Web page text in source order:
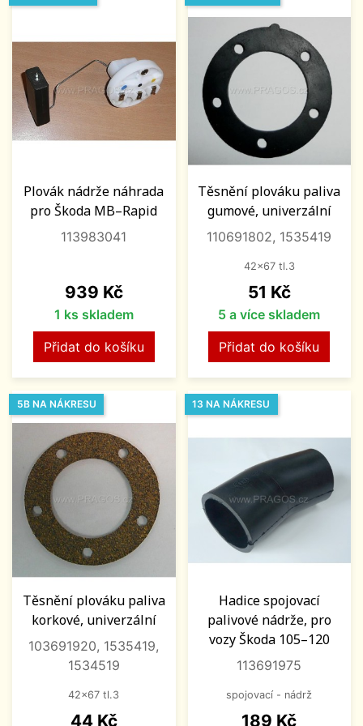
Plovák nádrže náhrada
pro Škoda MB–Rapid
113983041
Cena
939 Kč
1 ks skladem
Přidat do košíku
Těsnění plováku paliva
gumové, univerzální
110691802, 1535419
42x67 tl.3
Cena
51 Kč
5 a více skladem
Přidat do košíku
Těsnění plováku paliva
korkové, univerzální
103691920, 1535419,
1534519
42x67 tl.3
Cena
44 Kč
5B NA NÁKRESU
Hadice spojovací
palivové nádrže, pro
vozy Škoda 105–120
113691975
spojovací - nádrž
Cena
189 Kč
13 NA NÁKRESU